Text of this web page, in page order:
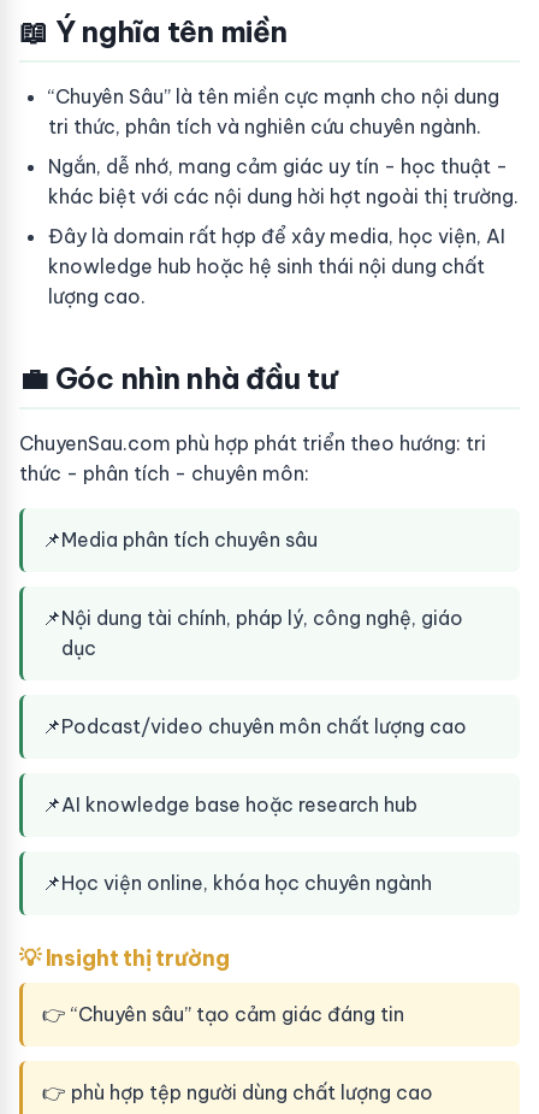
📖 Ý nghĩa tên miền
“Chuyên Sâu” là tên miền cực mạnh cho nội dung
tri thức, phân tích và nghiên cứu chuyên ngành.
Ngắn, dễ nhớ, mang cảm giác uy tín - học thuật -
khác biệt với các nội dung hời hợt ngoài thị trường.
Đây là domain rất hợp để xây media, học viện, AI
knowledge hub hoặc hệ sinh thái nội dung chất
lượng cao.
💼 Góc nhìn nhà đầu tư
ChuyenSau.com phù hợp phát triển theo hướng: tri
thức - phân tích - chuyên môn:
📌Media phân tích chuyên sâu
📌Nội dung tài chính, pháp lý, công nghệ, giáo
dục
📌Podcast/video chuyên môn chất lượng cao
📌AI knowledge base hoặc research hub
📌Học viện online, khóa học chuyên ngành
💡 Insight thị trường
👉 “Chuyên sâu” tạo cảm giác đáng tin
👉 phù hợp tệp người dùng chất lượng cao